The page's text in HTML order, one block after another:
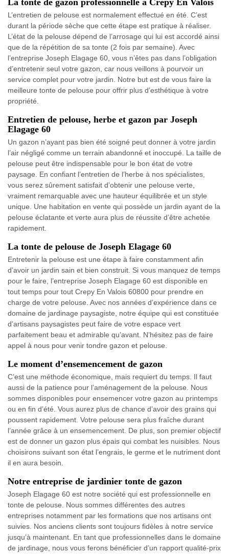
La tonte de gazon professionnelle à Crepy En Valois
L’entretien de pelouse est normalement effectué en été. C’est
durant la période sèche que cette étape est pratique à réaliser.
L’état de la pelouse dépend de l’arrosage qui lui est accordé ainsi
que de la répétition de sa tonte (2 fois par semaine). Avec
l’entreprise Joseph Elagage 60, vous n’êtes pas dans l’obligation
d’entretenir seul votre gazon, car nous veillons à pourvoir un
service complet pour votre jardin. Notre but est de vous faire la
meilleure tonte de pelouse pour offrir plus d’esthétique à votre
propriété.
Entretien de pelouse, herbe et gazon par Joseph
Elagage 60
Un gazon n’ayant pas bien été soigné peut donner à votre jardin
l’air négligé comme un terrain abandonné et inoccupé. La taille de
pelouse peut être indispensable pour le bon état de votre
paysage. En confiant l’entretien de l’herbe à nos spécialistes,
vous serez sûrement satisfait d’obtenir une pelouse verte,
vraiment remarquable avec une hauteur équilibrée et un style
unique. Une habitation en vente qui possède un jardin ayant de la
pelouse éclatante et verte aura plus de réussite d’être achetée
rapidement.
La tonte de pelouse de Joseph Elagage 60
Entretenir la pelouse est une étape à faire constamment afin
d’avoir un jardin sain et bien construit. Si vous manquez de temps
pour le faire, l’entreprise Joseph Elagage 60 est disponible en
tout temps pour tout Crepy En Valois 60800 pour prendre en
charge de votre pelouse. Avec nos années d’expérience dans ce
domaine de jardinage paysagiste, notre équipe qui est constituée
d’artisans paysagistes peut faire de votre espace vert
parfaitement beau et admirable qu’avant. N’hésitez pas de faire
appel à nous pour venir tondre gazon et pelouse.
Le moment d’ensemencement de gazon
C’est une méthode économique, mais requiert du temps. Il faut
aussi de la patience pour l’aménagement de la pelouse. Nous
sommes disponibles pour ensemencer votre gazon au printemps
ou en fin d’été. Vous aurez plus de chance d’avoir des grains qui
poussent rapidement. Votre pelouse sera plus fraîche durant
l’année grâce à un ensemencement. De plus, son premier objectif
est de donner un gazon plus épais qui combat les nuisibles. Nous
choisirons suivant son état l’engrais, le germe et le nutriment dont
il en aura besoin.
Notre entreprise de jardinier tonte de gazon
Joseph Elagage 60 est notre société qui est professionnelle en
tonte de pelouse. Nous sommes différentes des autres
entreprises notamment par les formations que nos artisans ont
suivies. Nos anciens clients sont toujours fidèles à notre service
jusqu’à maintenant. En tant que professionnelles dans le domaine
de jardinage, nous vous ferons bénéficier d’un rapport qualité-prix